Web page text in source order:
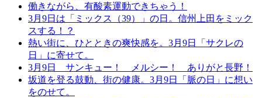
働きながら、有酸素運動できちゃう！
3月9日は「ミックス（39）」の日。信州上田をミック
スする！？
熱い街に、ひとときの爽快感を。3月9日「サクレの
日」に寄せて。
3月9日 サンキュー！ メルシー！ ありがと長野！
坂道を登る鼓動、街の健康。3月9日「脈の日」に想い
をのせて。